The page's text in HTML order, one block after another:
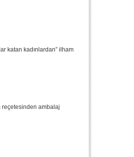
katan kadınlardan” ilham
reçetesinden ambalaj